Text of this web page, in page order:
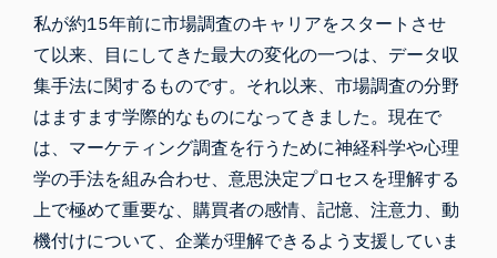
私が約15年前に市場調査のキャリアをスタートさせ
て以来、目にしてきた最大の変化の一つは、データ収
集手法に関するものです。それ以来、市場調査の分野
はますます学際的なものになってきました。現在で
は、マーケティング調査を行うために神経科学や心理
学の手法を組み合わせ、意思決定プロセスを理解する
上で極めて重要な、購買者の感情、記憶、注意力、動
機付けについて、企業が理解できるよう支援していま